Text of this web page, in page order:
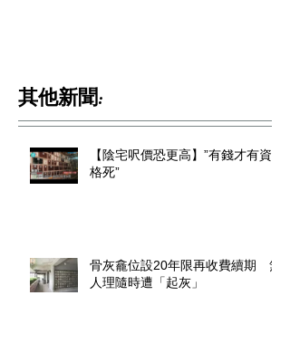
其他新聞:
【陰宅呎價恐更高】”有錢才有資
格死”
骨灰龕位設20年限再收費續期 無
人理隨時遭「起灰」